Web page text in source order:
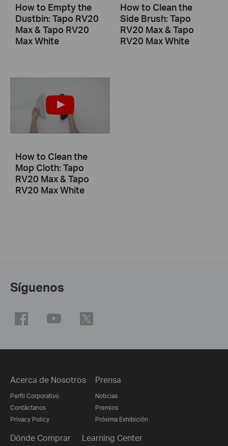
How to Empty the
Dustbin: Tapo RV20
Max & Tapo RV20
Max White
How to Clean the
Side Brush: Tapo
RV20 Max & Tapo
RV20 Max White
How to Clean the
Mop Cloth: Tapo
RV20 Max & Tapo
RV20 Max White
Síguenos
Acerca de Nosotros
Perfil Corporativo
Contáctanos
Privacy Policy
Prensa
Noticias
Premios
Próxima Exhibición
Dónde Comprar Learning Center